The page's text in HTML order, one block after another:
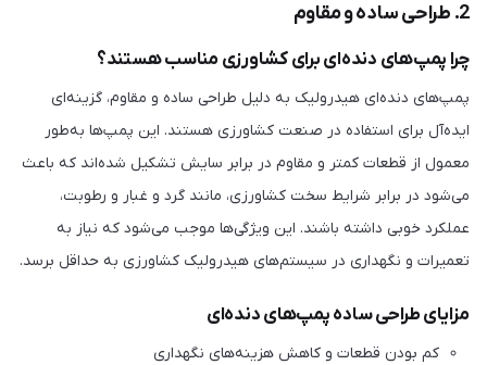
2. طراحی ساده و مقاوم
چرا پمپ‌های دنده‌ای برای کشاورزی مناسب هستند؟
پمپ‌های دنده‌ای هیدرولیک به دلیل طراحی ساده و مقاوم، گزینه‌ای
ایده‌آل برای استفاده در صنعت کشاورزی هستند. این پمپ‌ها به‌طور
معمول از قطعات کمتر و مقاوم در برابر سایش تشکیل شده‌اند که باعث
می‌شود در برابر شرایط سخت کشاورزی، مانند گرد و غبار و رطوبت،
عملکرد خوبی داشته باشند. این ویژگی‌ها موجب می‌شود که نیاز به
تعمیرات و نگهداری در سیستم‌های هیدرولیک کشاورزی به حداقل برسد.
مزایای طراحی ساده پمپ‌های دنده‌ای
کم بودن قطعات و کاهش هزینه‌های نگهداری